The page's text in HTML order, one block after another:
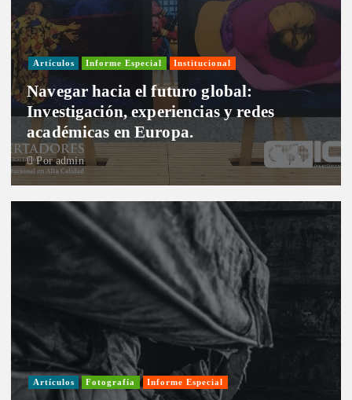
Artículos Informe Especial Institucional
Navegar hacia el futuro global:
Investigación, experiencias y redes
académicas en Europa.
Poradmin
Artículos Fotografía Informe Especial